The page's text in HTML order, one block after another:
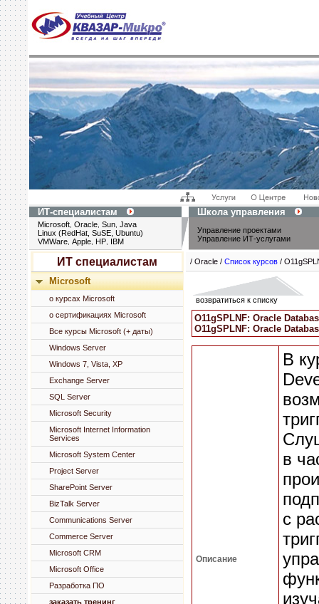
ИТ-специалистам Школа управления
Microsoft Oracle Sun Java
Linux (RedHat, SuSE, Ubuntu)
VMWare Apple HP IBM
Управление проектами
Управление ИТ-услугами
ИТ специалистам
Microsoft
о курсах Microsoft
о сертификациях Microsoft
Все курсы Microsoft (+ даты)
Windows Server
Windows 7, Vista, XP
Exchange Server
SQL Server
Microsoft Security
Microsoft Internet Information
Services
Microsoft System Center
Project Server
SharePoint Server
BizTalk Server
Communications Server
Commerce Server
Microsoft CRM
Microsoft Office
Разработка ПО
заказать тренинг
/ Oracle / Список курсов /
возвратиться к списку
O11gSPLNF: Oracle
O11gSPLNF: Oracle
Описание
В
в
с